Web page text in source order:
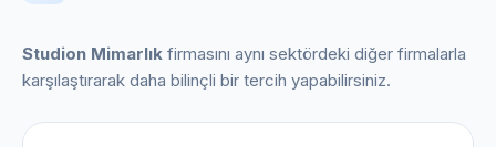
Studion Mimarlık firmasını aynı sektördeki diğer firmalarla
karşılaştırarak daha bilinçli bir tercih yapabilirsiniz.